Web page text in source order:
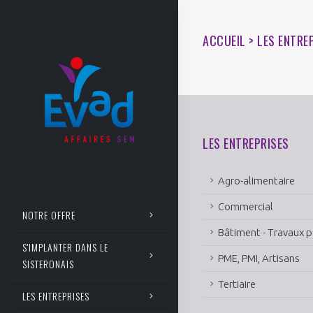
NOTRE OFFRE
S'IMPLANTER DANS LE
SISTERONAIS
LES ENTREPRISES
ACCUEIL > LES
LES ENTREPRISES
Agro-alimentaire
Commercial
Bâtiment - Travaux
PME, PMI, Artisans
Tertiaire